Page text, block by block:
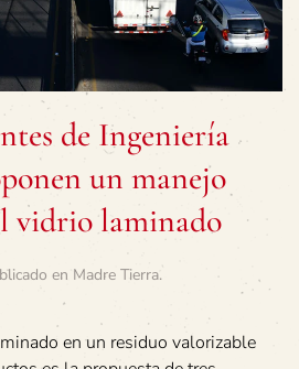
de Ingeniería
un manejo
vidrio laminado
en Madre Tierra.
en un residuo valorizable